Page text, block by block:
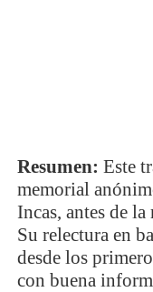
Resumen: Este
memorial
Incas, antes de
Su relectura en
desde los
con buena